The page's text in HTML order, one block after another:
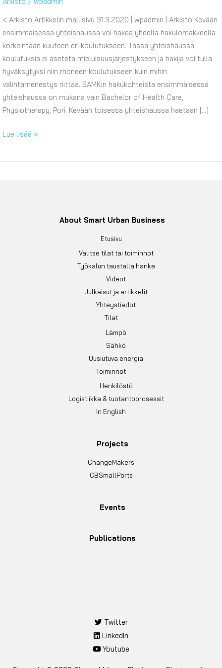
< Arkisto Artikkelin mallisivu 31.3.2020 | wpadmin | Arkisto Kevään
ensimmäisessä yhteishaussa voi hakea yhdellä hakulomakkeella
korkeintaan kuuteen eri koulutukseen. Tässä yhteishaussa
koulutuksia ei aseteta mieluisuusjärjestykseen ja hakija voi tulla
hyväksytyksi niin moneen koulutukseen kuin mihin
valintamenestys riittää. SAMKin hakukohteista ensimmäisessä
yhteishaussa on mukana vain Bachelor of Health Care,
Physiotherapy, Pori. Kevään toisessa yhteishaussa haetaan […]
Artikkelin
Lue lisää »
About Smart Urban Business
Etusivu
Valitse tilat tai toiminnot
Työkalun taustalla hanke
Videot
Julkaisut ja artikkelit
Yhteystiedot
Tilat
Lämpö
Sähkö
Uusiutuva energia
Toiminnot
Henkilöstö
Logistiikka & tuotantoprosessit
In English
Projects
ChangeMakers
CBSmallPorts
Events
Publications
Twitter
LinkedIn
Youtube